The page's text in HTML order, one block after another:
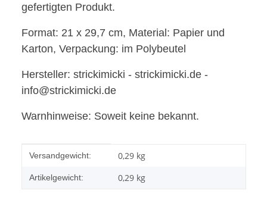
gefertigten Produkt.
Format: 21 x 29,7 cm, Material: Papier und
Karton, Verpackung: im Polybeutel
Hersteller: strickimicki - strickimicki.de -
info@strickimicki.de
Warnhinweise: Soweit keine bekannt.
Produkteigenschaft
Wert
Versandgewicht: 0,29 kg
Artikelgewicht: 0,29 kg